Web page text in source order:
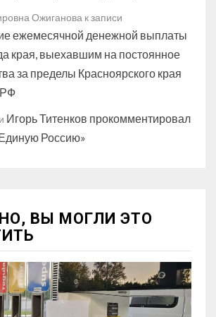
Ожиганова к записи
ежемесячной денежной выплаты
края, выехавшим на постоянное
за пределы Красноярского края
РФ
Игорь Титенков прокомментировал
Россию»
ВЫ МОГЛИ ЭТО